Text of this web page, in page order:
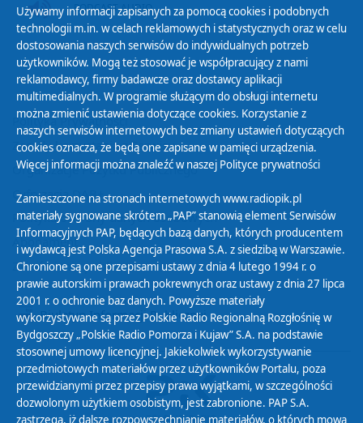
PODCAST AUDIO
Polityka Prywatności
Zasady korzystania z Serwisu
Organizacje Pożytku Publicznego
Cyfryzacja DAB+
Polityka ochrony danych osobowych
Abonament
Zamówienia publiczne
Biuletyn Informacji Publicznej
Używamy informacji zapisanych za pomocą cookies i podobnych
technologii m.in. w celach reklamowych i statystycznych oraz w celu
dostosowania naszych serwisów do indywidualnych potrzeb
użytkowników. Mogą też stosować je współpracujący z nami
reklamodawcy, firmy badawcze oraz dostawcy aplikacji
multimedialnych. W programie służącym do obsługi internetu
można zmienić ustawienia dotyczące cookies. Korzystanie z
naszych serwisów internetowych bez zmiany ustawień dotyczących
cookies oznacza, że będą one zapisane w pamięci urządzenia.
Więcej informacji można znaleźć w naszej Polityce prywatności
Zamieszczone na stronach internetowych www.radiopik.pl
materiały sygnowane skrótem „PAP” stanowią element Serwisów
Informacyjnych PAP, będących bazą danych, których producentem
i wydawcą jest Polska Agencja Prasowa S.A. z siedzibą w Warszawie.
Chronione są one przepisami ustawy z dnia 4 lutego 1994 r. o
prawie autorskim i prawach pokrewnych oraz ustawy z dnia 27 lipca
2001 r. o ochronie baz danych. Powyższe materiały
wykorzystywane są przez Polskie Radio Regionalną Rozgłośnię w
Bydgoszczy „Polskie Radio Pomorza i Kujaw” S.A. na podstawie
stosownej umowy licencyjnej. Jakiekolwiek wykorzystywanie
przedmiotowych materiałów przez użytkowników Portalu, poza
przewidzianymi przez przepisy prawa wyjątkami, w szczególności
dozwolonym użytkiem osobistym, jest zabronione. PAP S.A.
zastrzega, iż dalsze rozpowszechnianie materiałów, o których mowa